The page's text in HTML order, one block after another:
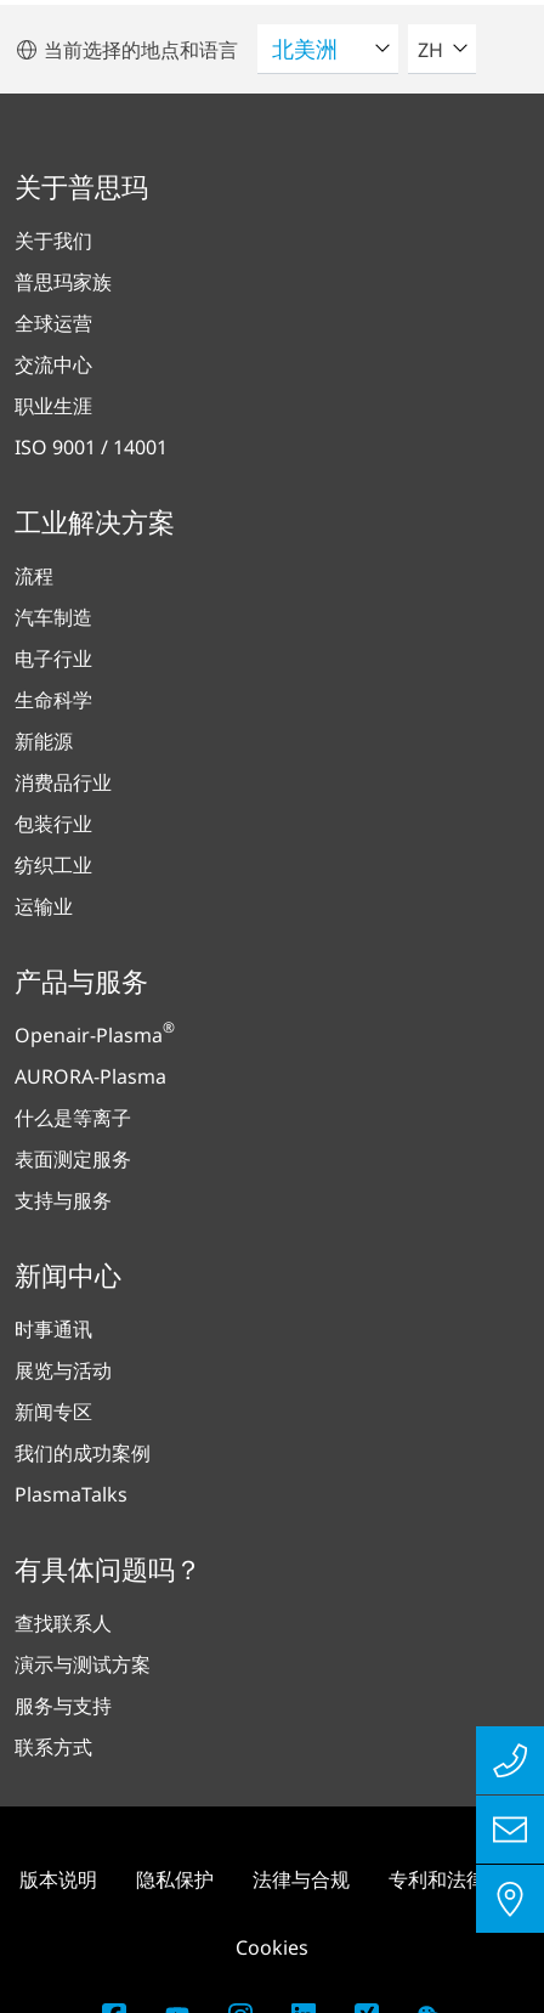
当前选择的地点和语言 请选择语言
ZH
关于普思玛
关于我们
普思玛家族
全球运营
交流中心
职业生涯
ISO 9001 / 14001
工业解决方案
流程
汽车制造
电子行业
生命科学
新能源
消费品行业
包装行业
纺织工业
运输业
产品与服务
Openair-Plasma®
AURORA-Plasma
什么是等离子
表面测定服务
支持与服务
新闻中心
时事通讯
展览与活动
新闻专区
我们的成功案例
PlasmaTalks
有具体问题吗？
查找联系人
演示与测试方案
服务与支持
联系方式
版本说明 隐私保护 法律与合规 专利和法律信息
Cookies